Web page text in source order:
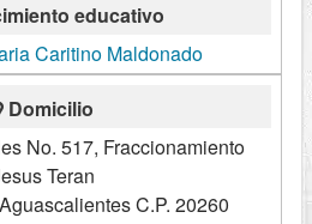
educativo
Caritino Maldonado
Domicilio
No. 517, Fraccionamiento
Teran
C.P. 20260